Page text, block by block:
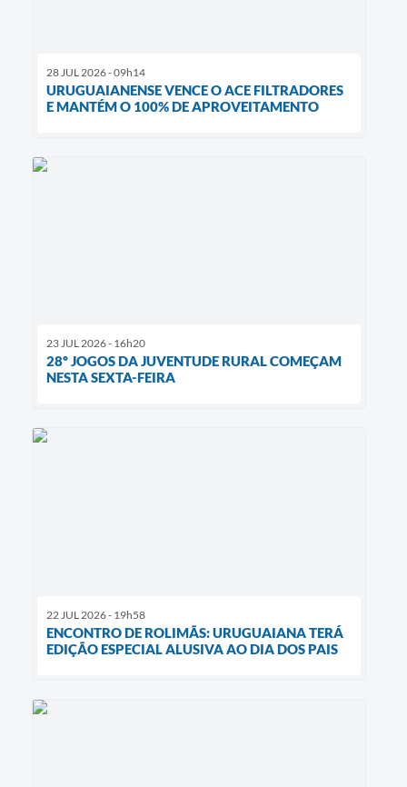
28 JUL 2026 - 09h14
URUGUAIANENSE VENCE O ACE FILTRADORES
E MANTÉM O 100% DE APROVEITAMENTO
23 JUL 2026 - 16h20
28º JOGOS DA JUVENTUDE RURAL COMEÇAM
NESTA SEXTA-FEIRA
22 JUL 2026 - 19h58
ENCONTRO DE ROLIMÃS: URUGUAIANA TERÁ
EDIÇÃO ESPECIAL ALUSIVA AO DIA DOS PAIS